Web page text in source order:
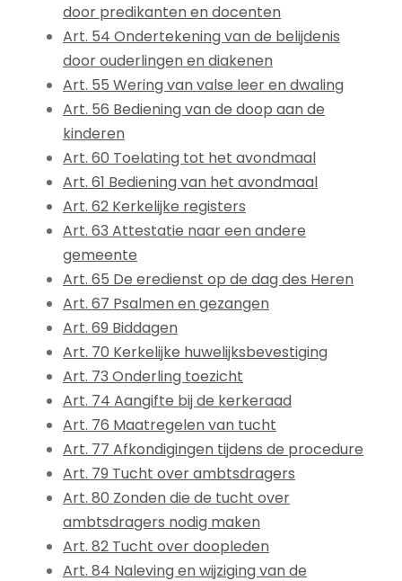
door predikanten en docenten
Art. 54 Ondertekening van de belijdenis
door ouderlingen en diakenen
Art. 55 Wering van valse leer en dwaling
Art. 56 Bediening van de doop aan de
kinderen
Art. 60 Toelating tot het avondmaal
Art. 61 Bediening van het avondmaal
Art. 62 Kerkelijke registers
Art. 63 Attestatie naar een andere
gemeente
Art. 65 De eredienst op de dag des Heren
Art. 67 Psalmen en gezangen
Art. 69 Biddagen
Art. 70 Kerkelijke huwelijksbevestiging
Art. 73 Onderling toezicht
Art. 74 Aangifte bij de kerkeraad
Art. 76 Maatregelen van tucht
Art. 77 Afkondigingen tijdens de procedure
Art. 79 Tucht over ambtsdragers
Art. 80 Zonden die de tucht over
ambtsdragers nodig maken
Art. 82 Tucht over doopleden
Art. 84 Naleving en wijziging van de